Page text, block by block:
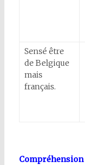
Sensé être
de Belgique
mais
français.